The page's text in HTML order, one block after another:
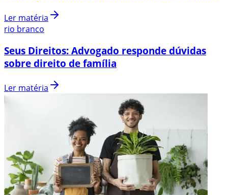
Ler matéria
rio branco
Seus Direitos: Advogado responde dúvidas
sobre direito de família
Ler matéria